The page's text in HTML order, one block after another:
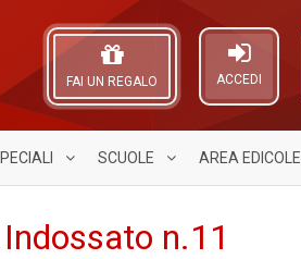
ACCEDI
FAI UN REGALO
SCUOLE AREA EDICOLE
n.11